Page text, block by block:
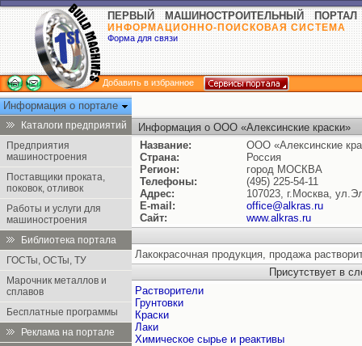
ПЕРВЫЙ МАШИНОСТРОИТЕЛЬНЫЙ ПОРТАЛ
ИНФОРМАЦИОННО-ПОИСКОВАЯ СИСТЕМА
Форма для связи
Добавить в избранное
Информация о портале
Каталоги предприятий
Предприятия
машиностроения
Поставщики проката,
поковок, отливок
Работы и услуги для
машиностроения
Библиотека портала
ГОСТы, ОСТы, ТУ
Марочник металлов и
сплавов
Бесплатные программы
Реклама на портале
Информация о ООО «Алексинские краски»
Название:
ООО «Алексинские
Страна:
Россия
Регион:
город МОСКВА
Телефоны:
(495) 225-54-11
Адрес:
107023, г.Москва,
E-mail:
office@alkras.ru
Сайт:
www.alkras.ru
Лакокрасочная продукция, продажа
Присутствует в
Растворители
Грунтовки
Краски
Лаки
Химическое сырье и реактивы